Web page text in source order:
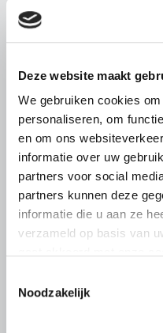
Deze website maakt
We gebruiken cookies
personaliseren, om
en om ons
informatie over uw
partners voor social
partners kunnen deze
informatie die u aan ze
verzameld op basis van
Noodzakelijk
LTO LOBBY
6 AUGUSTUS 2026
Kamerlid
bezoekt
Súdwest-Fryslân
LTO Nederland ontving
Maarten Goudzwaard
Vries in It Heidenskip.